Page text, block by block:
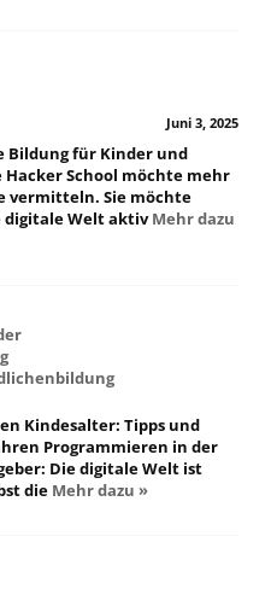
Juni 3, 2025
Bildung für Kinder und
School möchte mehr
vermitteln. Sie möchte
digitale Welt aktivMehr dazu
Kindesalter: Tipps und
Programmieren in der
Die digitale Welt ist
die Mehr dazu »